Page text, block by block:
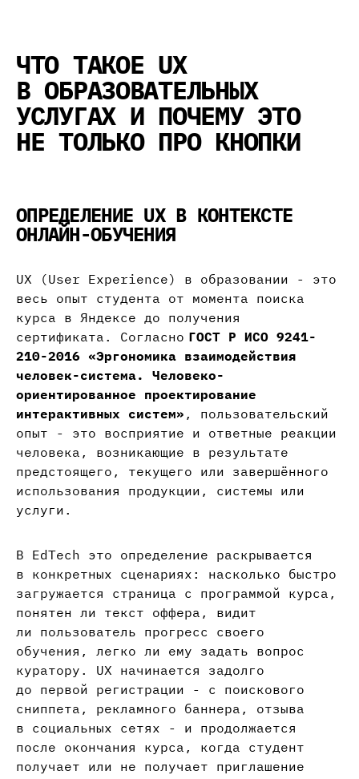
ЧТО ТАКОЕ UX
В ОБРАЗОВАТЕЛЬНЫХ
УСЛУГАХ И ПОЧЕМУ ЭТО
НЕ ТОЛЬКО ПРО КНОПКИ
ОПРЕДЕЛЕНИЕ UX В КОНТЕКСТЕ
ОНЛАЙН-ОБУЧЕНИЯ
UX (User Experience) в образовании - это
весь опыт студента от момента поиска
курса в Яндексе до получения
сертификата. Согласно ГОСТ Р ИСО 9241-
210-2016 «Эргономика взаимодействия
человек-система. Человеко-
ориентированное проектирование
интерактивных систем» , пользовательский
опыт - это восприятие и ответные реакции
человека, возникающие в результате
предстоящего, текущего или завершённого
использования продукции, системы или
услуги.
В EdTech это определение раскрывается
в конкретных сценариях: насколько быстро
загружается страница с программой курса,
понятен ли текст оффера, видит
ли пользователь прогресс своего
обучения, легко ли ему задать вопрос
куратору. UX начинается задолго
до первой регистрации - с поискового
сниппета, рекламного баннера, отзыва
в социальных сетях - и продолжается
после окончания курса, когда студент
получает или не получает приглашение